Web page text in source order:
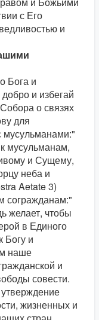
с Его
и
Бога и
и избегай
о связях
для
мусульманами:"
мусульманам,
и Сущему,
неба и
Aetate 3)
согражданам:"
желает, чтобы
в Единого
Богу и
наше
и
совести.
жизненных и